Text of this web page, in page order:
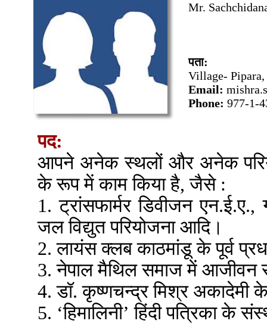
Mr.
पता:
Village-
Email:
Phone: 977-1-
पद:
आपने अनेक स्थलों और अनेक
के रूप में काम किया है, जैसे :
1. ट्रांसफार्मर डिवीजन
जल विद्युत परियोजना आदि।
2. लायंस क्लब काठमांडू के पूर्व
3. नेपाल मैथिल समाज में आजीवन
4. डॉ. कृष्णचन्द्र मिश्र अकादेमी
5. ‘हिमालिनी’ हिंदी पत्रिका के